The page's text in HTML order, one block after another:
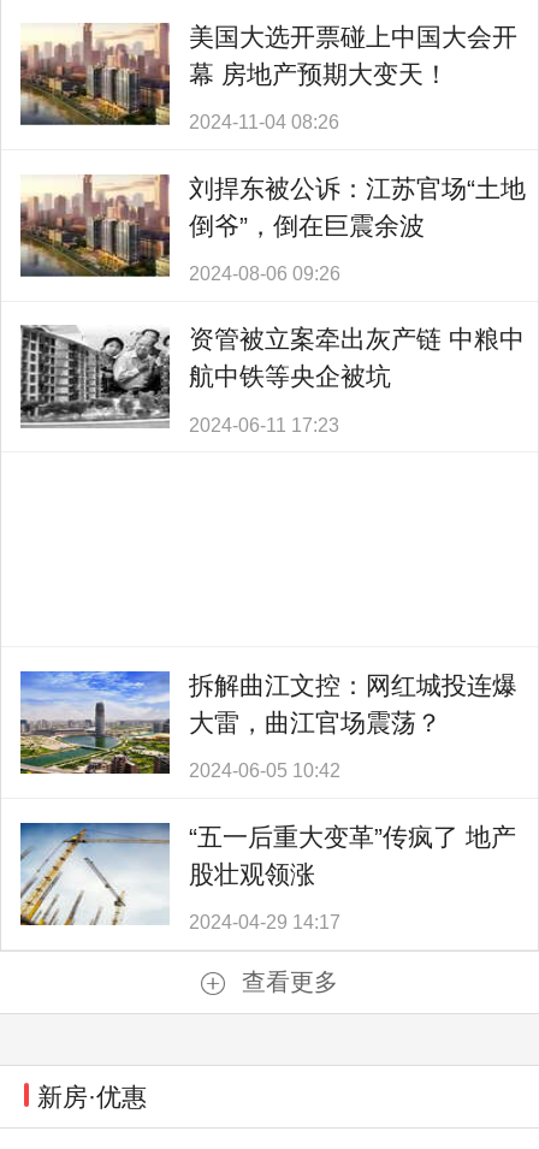
美国大选开票碰上中国大会开
幕 房地产预期大变天！
2024-11-04 08:26
刘捍东被公诉：江苏官场“土地
倒爷”，倒在巨震余波
2024-08-06 09:26
资管被立案牵出灰产链 中粮中
航中铁等央企被坑
2024-06-11 17:23
拆解曲江文控：网红城投连爆
大雷，曲江官场震荡？
2024-06-05 10:42
“五一后重大变革”传疯了 地产
股壮观领涨
2024-04-29 14:17
查看更多
新房·优惠